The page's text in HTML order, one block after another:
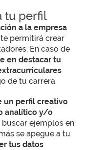
tu perfil
a la empresa
permitirá crear
En caso de
en destacar tu
de tu carrera.
un perfil creativo
analítico y/o
ejemplos en
se apegue a tu
tus datos